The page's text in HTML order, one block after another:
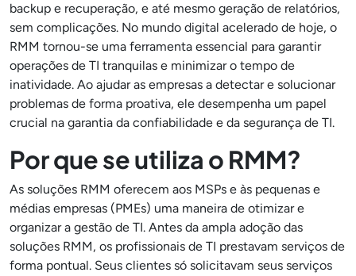
backup e recuperação, e até mesmo geração de relatórios,
sem complicações. No mundo digital acelerado de hoje, o
RMM tornou-se uma ferramenta essencial para garantir
operações de TI tranquilas e minimizar o tempo de
inatividade. Ao ajudar as empresas a detectar e solucionar
problemas de forma proativa, ele desempenha um papel
crucial na garantia da confiabilidade e da segurança de TI.
Por que se utiliza o RMM?
As soluções RMM oferecem aos MSPs e às pequenas e
médias empresas (PMEs) uma maneira de otimizar e
organizar a gestão de TI. Antes da ampla adoção das
soluções RMM, os profissionais de TI prestavam serviços de
forma pontual. Seus clientes só solicitavam seus serviços